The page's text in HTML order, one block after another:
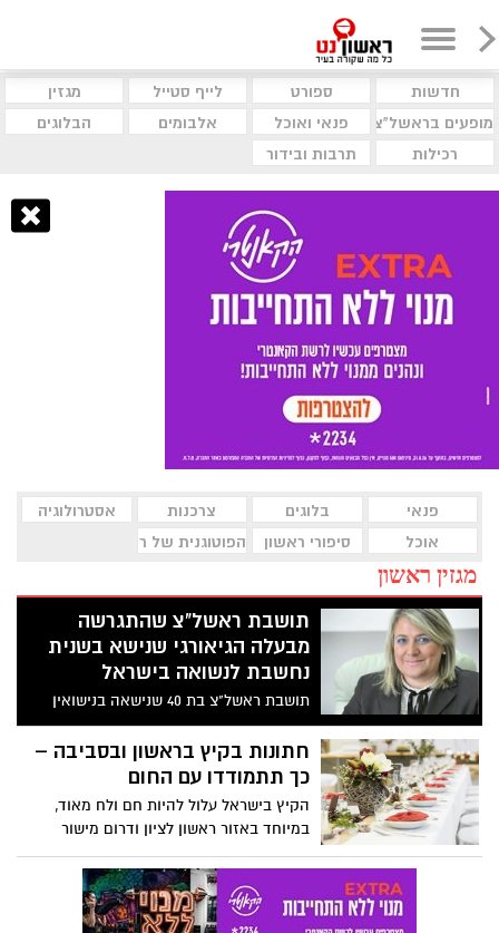
חדשות ספורט לייף סטייל
מגזין
מופעים בראשל"צ
פנאי ואוכל אלבומים
הבלוגים
רכילות
תרבות ובידור
פנאי בלוגים צרכנות
אסטרולוגיה
אוכל
סיפורי ראשון הפוטוגנית של ראשון לציון
מגזין ראשון
תושבת ראשל"צ שהתגרשה
מבעלה הגיאורגי שנישא בשנית
נחשבת לנשואה בישראל
תושבת ראשל"צ בת 40 שנישאה בנישואין
אזרחיים לאזרח זר והתגרשה ממנו לפני 5
שנים, עדיין מוכרת בישראל כאשה נשואה
למרות שבעלה כבר נישא בשנית לאשה אחרת
חתונות בקיץ בראשון ובסביבה –
כך תתמודדו עם החום
הקיץ בישראל עלול להיות חם ולח מאוד,
במיוחד באזור ראשון לציון ודרום מישור
החום.